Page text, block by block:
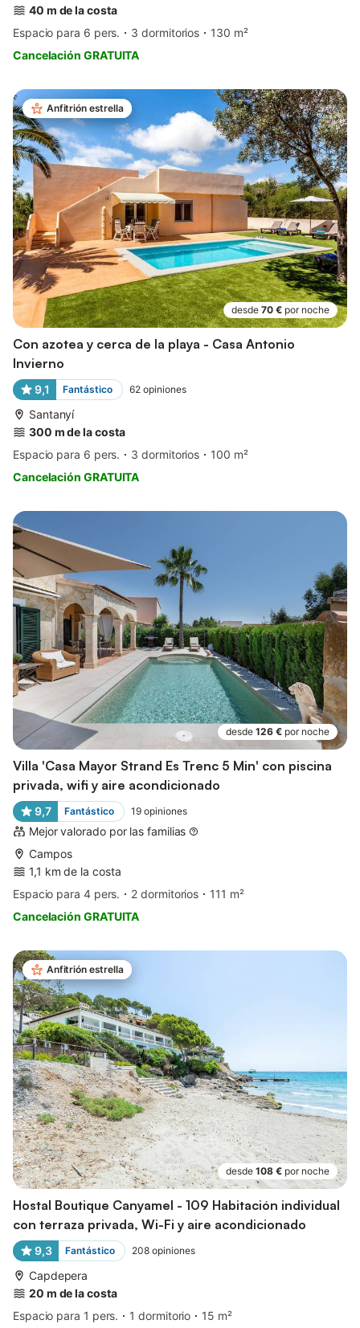
40 m de la costa
Espacio para 6 pers.
3 dormitorios
130 m²
Cancelación GRATUITA
Anfitrión estrella
desde 70 € por noche
Con azotea y cerca de la playa - Casa Antonio
Invierno
9,1 Fantástico 62 opiniones
Santanyí
300 m de la costa
Espacio para 6 pers.
3 dormitorios
100 m²
Cancelación GRATUITA
desde 126 € por noche
Villa 'Casa Mayor Strand Es Trenc 5 Min' con piscina
privada, wifi y aire acondicionado
9,7 Fantástico 19 opiniones
Mejor valorado por las familias
Campos
1,1 km de la costa
Espacio para 4 pers.
2 dormitorios
111 m²
Cancelación GRATUITA
Anfitrión estrella
desde 108 € por noche
Hostal Boutique Canyamel - 109 Habitación individual
con terraza privada, Wi-Fi y aire acondicionado
9,3 Fantástico 208 opiniones
Capdepera
20 m de la costa
Espacio para 1 pers.
1 dormitorio 15 m²